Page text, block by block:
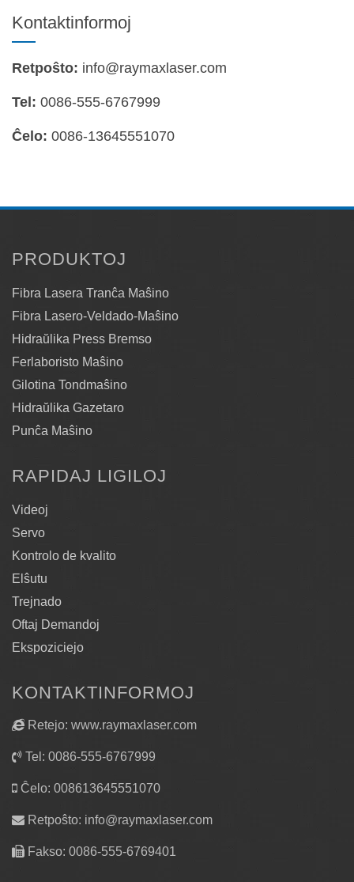
Kontaktinformoj
Retpoŝto: info@raymaxlaser.com
Tel: 0086-555-6767999
Ĉelo: 0086-13645551070
PRODUKTOJ
Fibra Lasera Tranĉa Maŝino
Fibra Lasero-Veldado-Maŝino
Hidraŭlika Press Bremso
Ferlaboristo Maŝino
Gilotina Tondmaŝino
Hidraŭlika Gazetaro
Punĉa Maŝino
RAPIDAJ LIGILOJ
Videoj
Servo
Kontrolo de kvalito
Elŝutu
Trejnado
Oftaj Demandoj
Ekspoziciejo
KONTAKTINFORMOJ
Retejo: www.raymaxlaser.com
Tel: 0086-555-6767999
Ĉelo: 008613645551070
Retpoŝto: info@raymaxlaser.com
Fakso: 0086-555-6769401